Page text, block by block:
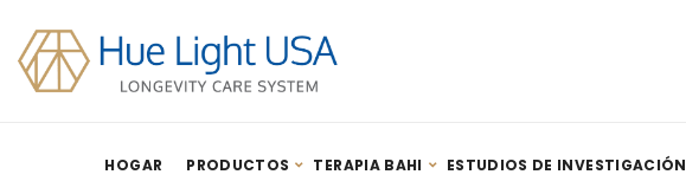
HOGAR PRODUCTOS TERAPIA BAHI ESTUDIOS DE INVESTIGACIÓN